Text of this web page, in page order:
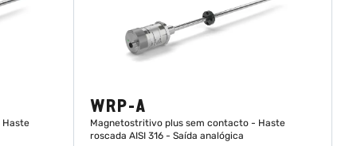
WRP-A
Magnetostritivo plus sem contacto - Haste
roscada AISI 316 - Saída analógica